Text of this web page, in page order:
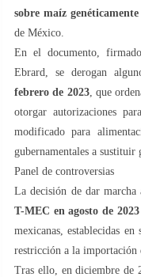
sobre maíz
de México.
En el documento,
Ebrard, se derogan
febrero de 2023, que
otorgar autorizaciones
modificado para
gubernamentales a sustituir
Panel de controversias
La decisión de dar marcha
T-MEC en agosto de 2023
mexicanas, establecidas
restricción a la importación
Tras ello, en diciembre de